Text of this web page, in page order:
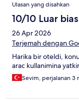
Ulasan yang disahkan
10/10 Luar
26 Apr 2026
Terjemah dengan
Harika bir oteldi,
arac kullanimina
Sevim, perjalanan 3